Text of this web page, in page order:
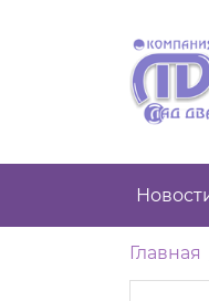
Главная